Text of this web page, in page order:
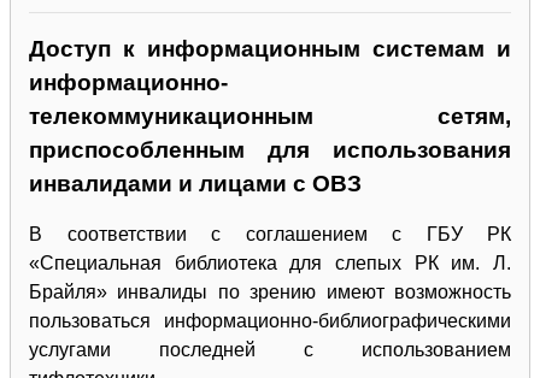
Доступ к информационным системам и
информационно-
телекоммуникационным сетям,
приспособленным для использования
инвалидами и лицами с ОВЗ
В соответствии с соглашением с ГБУ РК
«Специальная библиотека для слепых РК им. Л.
Брайля» инвалиды по зрению имеют возможность
пользоваться информационно-библиографическими
услугами последней с использованием